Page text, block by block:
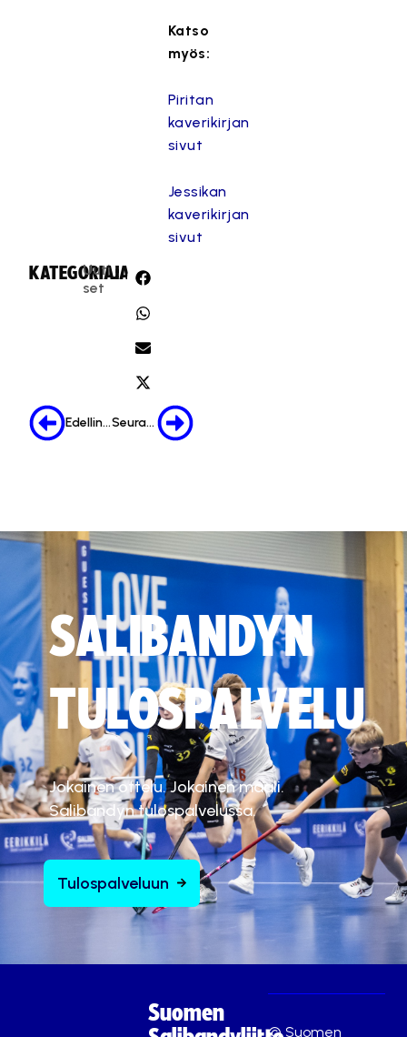
Katso
myös:
Piritan
kaverikirjan
sivut
Jessikan
kaverikirjan
sivut
KATEGORIA:
Uuti
set
JAA:
Edellinen Seuraava
SALIBANDYN
TULOSPALVELU
Jokainen ottelu. Jokainen maali.
Salibandyn tulospalvelussa.
Tulospalveluun
Suomen
© Suomen